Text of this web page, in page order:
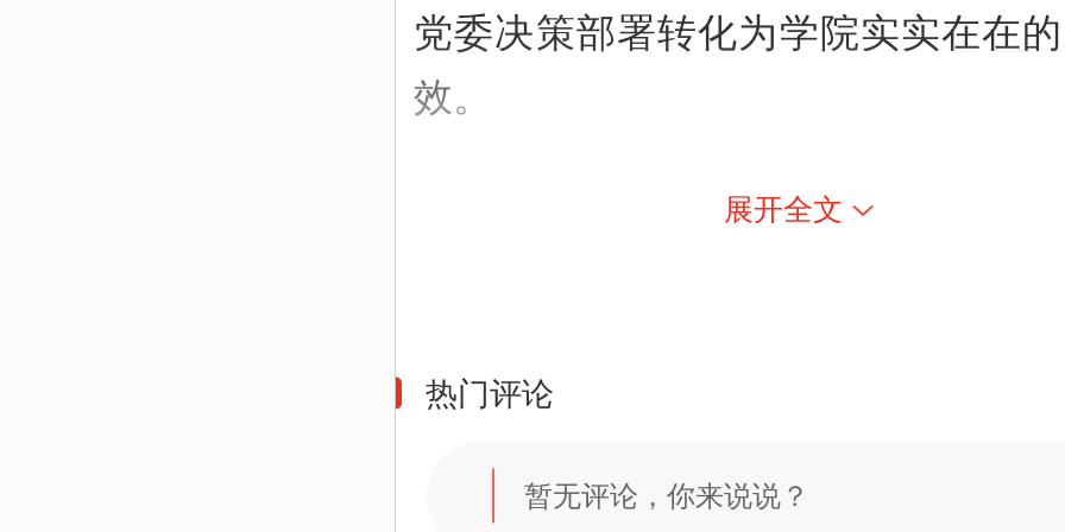
党委决策部署转化为学院实实在在
效。
展开全文
热门评论
暂无评论，你来说说？